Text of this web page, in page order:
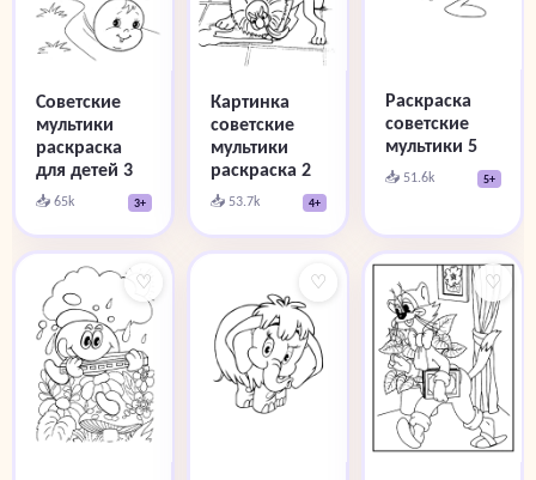
Советские
мультики
раскраска
для детей 3
📥 65k 3+
Картинка
советские
мультики
раскраска 2
📥 53.7k 4+
Раскраска
советские
мультики 5
📥 51.6k 5+
♡ ♡ ♡